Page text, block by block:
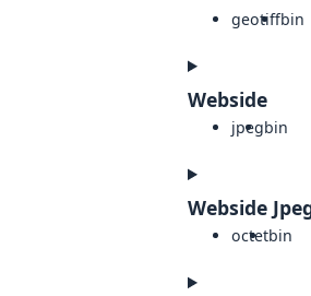
geotiffbin
Webside
jpegbin
Webside
octetbin